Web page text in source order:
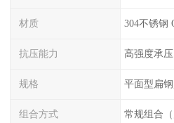
材质 304不锈钢
抗压能力 高强度承压
规格 平面型扁
组合方式 常规组合（